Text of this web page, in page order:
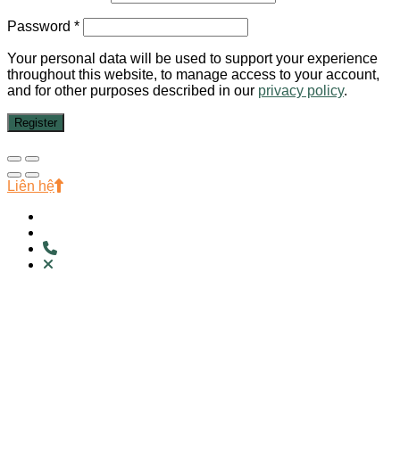
Password *
Your personal data will be used to support your experience
throughout this website, to manage access to your account,
and for other purposes described in our privacy policy.
Register
Liên hệ